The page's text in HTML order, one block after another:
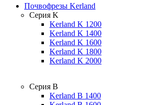
Почвофрезы Kerland
Серия K
Kerland K 1200
Kerland K 1400
Kerland K 1600
Kerland K 1800
Kerland K 2000
Серия B
Kerland B 1400